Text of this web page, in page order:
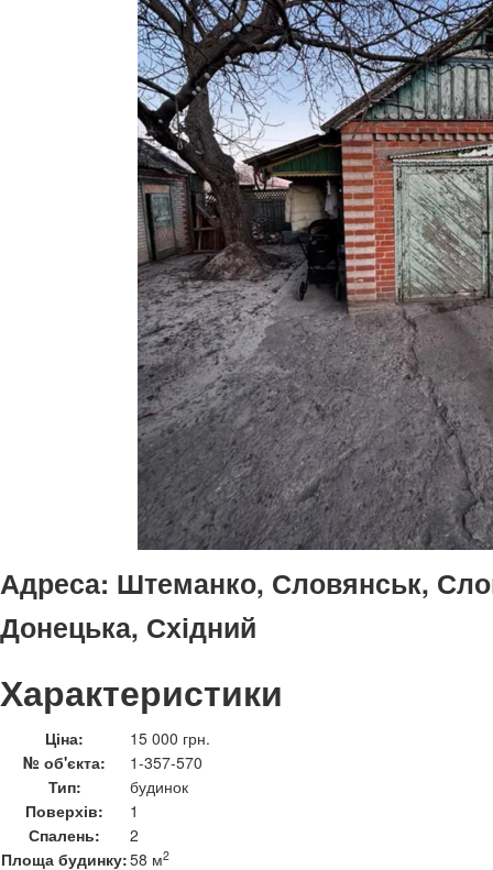
Адреса: Штеманко, Словянськ,
Донецька, Східний
Характеристики
Ціна:
15 000 грн.
№ об'єкта:
1-357-570
Тип:
будинок
Поверхів:
1
Спалень:
2
Площа будинку:58 м2